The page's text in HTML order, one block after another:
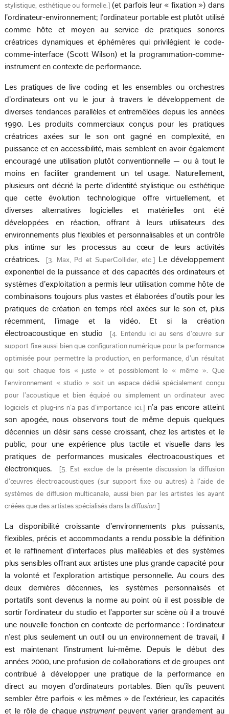
stylistique, esthétique ou formelle. ](et parfois leur « fixation ») dans
l’ordinateur-environnement; l’ordinateur portable est plutôt utilisé
comme hôte et moyen au service de pratiques sonores
créatrices dynamiques et éphémères qui privilégient le code-
comme-interface (Scott Wilson) et la programmation-comme-
instrument en contexte de performance.
Les pratiques de live coding et les ensembles ou orchestres
d’ordinateurs ont vu le jour à travers le développement de
diverses tendances parallèles et entremêlées depuis les années
1990. Les produits commerciaux conçus pour les pratiques
créatrices axées sur le son ont gagné en complexité, en
puissance et en accessibilité, mais semblent en avoir également
encouragé une utilisation plutôt conventionnelle — ou à tout le
moins en faciliter grandement un tel usage. Naturellement,
plusieurs ont décrié la perte d’identité stylistique ou esthétique
que cette évolution technologique offre virtuellement, et
diverses alternatives logicielles et matérielles ont été
développées en réaction, offrant à leurs utilisateurs des
environnements plus flexibles et personnalisables et un contrôle
plus intime sur les processus au cœur de leurs activités
créatrices.
[3. Max, Pd et SuperCollider, etc. ]Le développement
exponentiel de la puissance et des capacités des ordinateurs et
systèmes d’exploitation a permis leur utilisation comme hôte de
combinaisons toujours plus vastes et élaborées d’outils pour les
pratiques de création en temps réel axées sur le son et, plus
récemment, l’image et la vidéo. Et si la création
électroacoustique en studio
[4. Entendu ici au sens d’œuvre sur
support fixe aussi bien que configuration numérique pour la performance
optimisée pour permettre la production, en performance, d’un résultat
qui soit chaque fois « juste » et possiblement le « même ». Que
l’environnement « studio » soit un espace dédié spécialement conçu
pour l’acoustique et bien équipé ou simplement un ordinateur avec
logiciels et plug-ins n’a pas d’importance ici. ]n’a pas encore atteint
son apogée, nous observons tout de même depuis quelques
décennies un désir sans cesse croissant, chez les artistes et le
public, pour une expérience plus tactile et visuelle dans les
pratiques de performances musicales électroacoustiques et
électroniques.
[5. Est exclue de la présente discussion la diffusion
d’œuvres électroacoustiques (sur support fixe ou autres) à l’aide de
systèmes de diffusion multicanale, aussi bien par les artistes les ayant
créées que des artistes spécialisés dans ladiffusion .]
La disponibilité croissante d’environnements plus puissants,
flexibles, précis et accommodants a rendu possible la définition
et le raffinement d’interfaces plus malléables et des systèmes
plus sensibles offrant aux artistes une plus grande capacité pour
la volonté et l’exploration artistique personnelle. Au cours des
deux dernières décennies, les systèmes personnalisés et
portatifs sont devenus la norme au point où il est possible de
sortir l’ordinateur du studio et l’apporter sur scène où il a trouvé
une nouvelle fonction en contexte de performance : l’ordinateur
n’est plus seulement un outil ou un environnement de travail, il
est maintenant l’instrument lui-même. Depuis le début des
années 2000, une profusion de collaborations et de groupes ont
contribué à développer une pratique de la performance en
direct au moyen d’ordinateurs portables. Bien qu’ils peuvent
sembler être parfois « les mêmes » de l’extérieur, les capacités
et le rôle de chaqueinstrumentpeuvent varier grandement au